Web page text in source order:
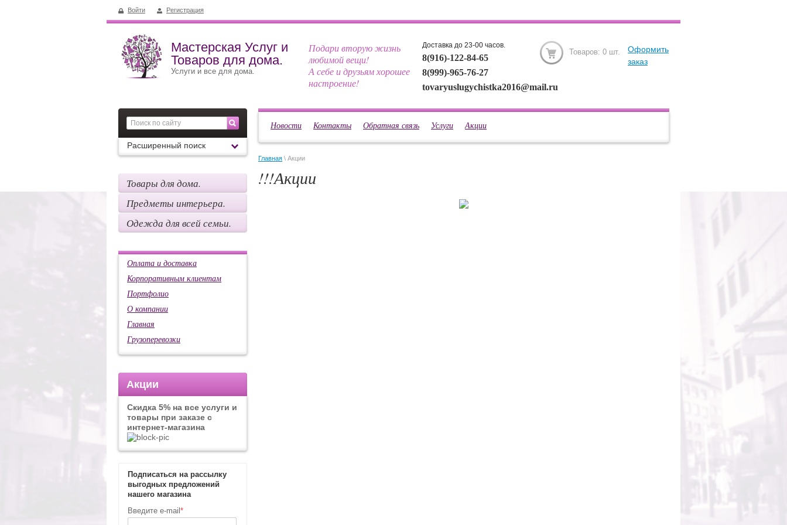
Войти Регистрация
Мастерская Услуг и
Товаров для дома.
Услуги и все для дома.
Подари вторую жизнь
любимой вещи!
А себе и друзьям хорошее
настроение!
Доставка до 23-00 часов.
8(916)-122-84-65
8(999)-965-76-27
tovaryuslugychistka2016@mail.ru
Оформить
заказ
Товаров: 0 шт.
Расширенный поиск
Товары для дома.
Предметы интерьера.
Одежда для всей семьи.
Оплата и доставка
Корпоративным клиентам
Портфолио
О компании
Главная
Грузоперевозки
Акции
Скидка 5% на все услуги и
товары при заказе с
интернет-магазина
Подписаться на рассылку
выгодных предложений
нашего магазина
Введите e-mail *
Новости Контакты Обратная связь Услуги Акции
Главная \ Акции
!!!Акции